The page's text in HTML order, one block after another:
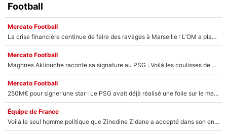
Football
Mercato Football
La crise financière continue de faire des ravages à Marseille : L’OM a placé 12 joueurs sur le marché des transferts… et ça pourrait lui rapporter près de 100M€ !
Mercato Football
Maghnes Akliouche raconte sa signature au PSG : Voilà les coulisses de son transfert de rêve à 50M€
Mercato Football
250M€ pour signer une star : Le PSG avait déjà réalisé une folie sur le mercato bien avant Neymar !
Équipe de France
Voilà le seul homme politique que Zinedine Zidane a accepté dans son entourage : «Je garde un très bon souvenir de lui»